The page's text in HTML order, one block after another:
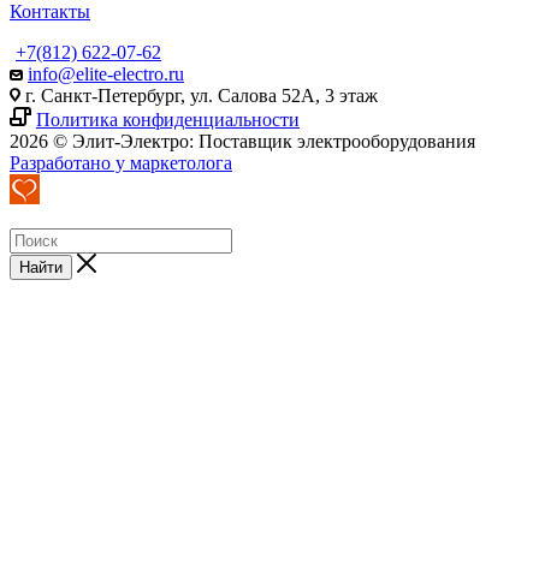
Контакты
+7(812) 622-07-62
info@elite-electro.ru
г. Санкт-Петербург, ул. Салова 52А, 3 этаж
Политика конфиденциальности
2026 © Элит-Электро: Поставщик электрооборудования
Разработано у маркетолога
Найти